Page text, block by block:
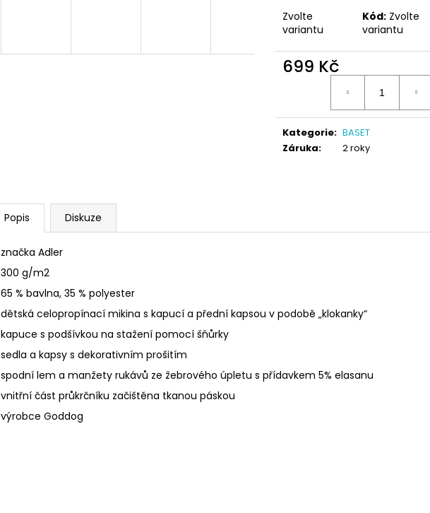
Zvolte
variantu
Kód: Zvolte
variantu
699 Kč
Kategorie: BASET
Záruka: 2 roky
Popis Diskuze
značka Adler
300 g/m2
65 % bavlna, 35 % polyester
dětská celopropínací mikina s kapucí a přední kapsou v podobě „klokanky“
kapuce s podšívkou na stažení pomocí šňůrky
sedla a kapsy s dekorativním prošitím
spodní lem a manžety rukávů ze žebrového úpletu s přídavkem 5% elasanu
vnitřní část průkrčníku začištěna tkanou páskou
výrobce Goddog